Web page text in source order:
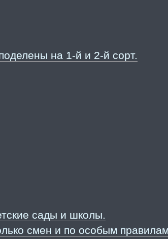
на 1-й и 2-й сорт.
сады и школы.
смен и по особым